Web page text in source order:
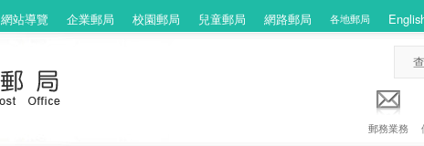
網站導覽 企業郵局 校園郵局 兒童郵局 網路郵局 各地郵局
郵務業務